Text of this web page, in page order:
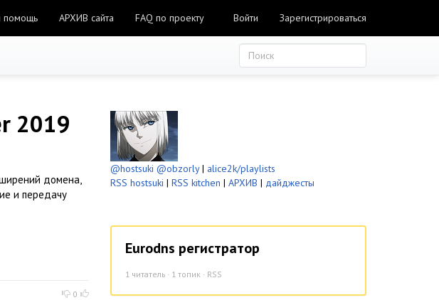
помощь АРХИВ сайта FAQ по проекту Войти Зарегистрироваться
2019
домена,
и передачу
0
@hostsuki @obzorly| alice2k/playlists
RSS hostsuki | RSS kitchen | АРХИВ | дайджесты
Eurodns регистратор
1 читатель · 1 топик · RSS